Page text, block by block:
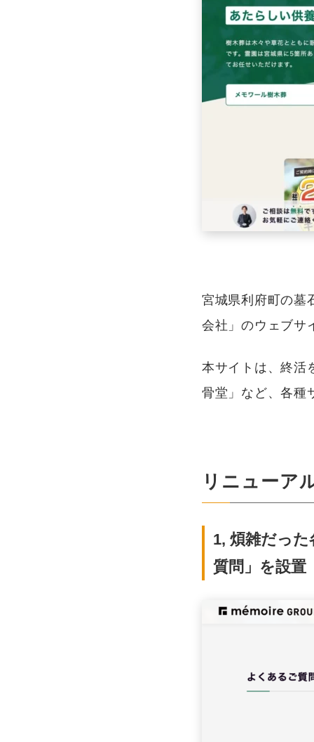
宮城県利府町の墓
会社」のウェブサ
本サイトは、終活
骨堂」など、各種
リニューア
1, 煩雑だっ
質問」を設置